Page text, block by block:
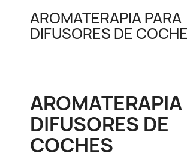
AROMATERAPIA PARA
DIFUSORES DE
AROMATERAPIA
DIFUSORES DE
COCHES